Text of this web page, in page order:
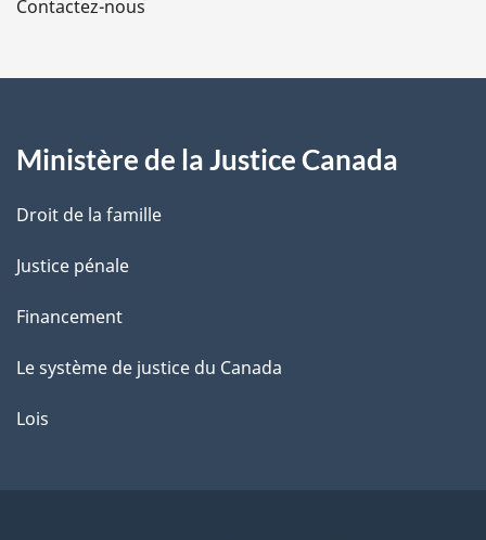
a
e
Contactez-nous
Ministère de la Justice Canada
Droit de la famille
Justice pénale
Financement
Le système de justice du Canada
Lois